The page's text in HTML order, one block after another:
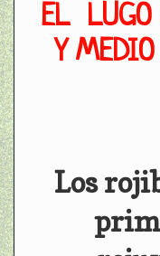
EL LUGO
Y
Los